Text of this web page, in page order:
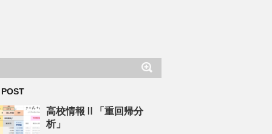
高校情報Ⅱ「重回帰分
析」